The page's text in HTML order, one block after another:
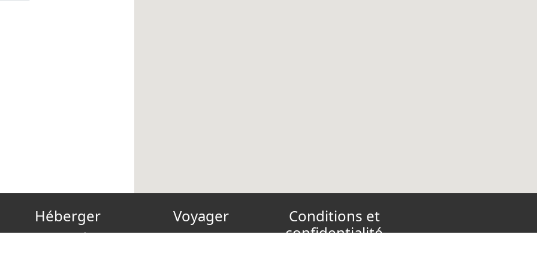
Héberger
Devenir hôte
Voyager
Carte cadeau
Conditions et
confidentialité